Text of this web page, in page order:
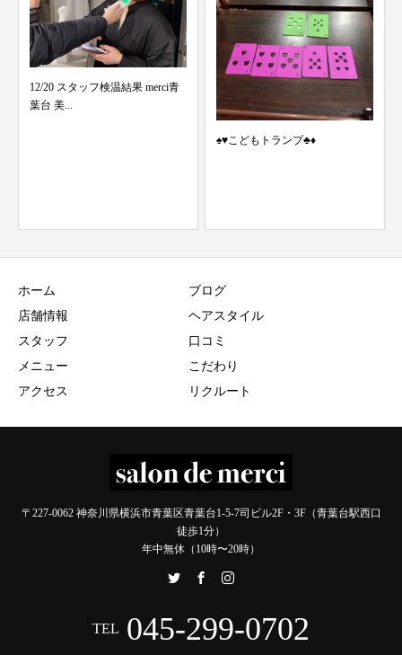
8/21 スタッフ検温結果 merci青
葉台 美容...
ホーム
店舗情報
スタッフ
メニュー
アクセス
ブログ
ヘアスタイル
口コミ
こだわり
リクルート
〒227-0062 神奈川県横浜市青葉区青葉台1-5-7司ビル2F・3F（青葉台駅西口
徒歩1分）
年中無休（10時〜20時）
TEL 045-299-0702